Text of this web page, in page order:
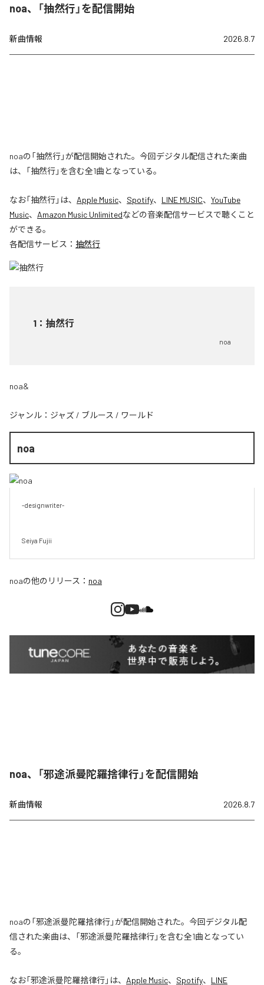
noa、「抽然行」を配信開始
新曲情報 2026.8.7
noaの「抽然行」が配信開始された。今回デジタル配信された楽曲
は、「抽然行」を含む全1曲となっている。
なお「抽然行」は、 Apple Music、 Spotify、 LINE MUSIC、 YouTube
Music、 Amazon Music Unlimitedなどの音楽配信サービスで聴くこと
ができる。
各配信サービス： 抽然行
1 ： 抽然行
noa
noa&
ジャンル： ジャズ / ブルース / ワールド
noa
-designwriter-
Seiya Fujii
noaの他のリリース： noa
noa、「邪途派曼陀羅捨律行」を配信開始
新曲情報 2026.8.7
noaの「邪途派曼陀羅捨律行」が配信開始された。今回デジタル配
信された楽曲は、「邪途派曼陀羅捨律行」を含む全1曲となってい
る。
なお「邪途派曼陀羅捨律行」は、 Apple Music、 Spotify、 LINE